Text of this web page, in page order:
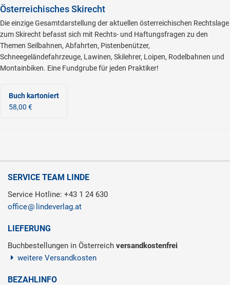
Österreichisches Skirecht
Die einzige Gesamtdarstellung der aktuellen österreichischen Rechtslage
zum Skirecht befasst sich mit Rechts- und Haftungsfragen zu den
Themen Seilbahnen, Abfahrten, Pistenbenützer,
Schneegeländefahrzeuge, Lawinen, Skilehrer, Loipen, Rodelbahnen und
Montainbiken. Eine Fundgrube für jeden Praktiker!
Buch kartoniert
58,00 €
SERVICE TEAM LINDE
Service Hotline: +43 1 24 630
office
lindeverlag.at
LIEFERUNG
Buchbestellungen in Österreich versandkostenfrei
weitere Versandkosten
BEZAHLINFO